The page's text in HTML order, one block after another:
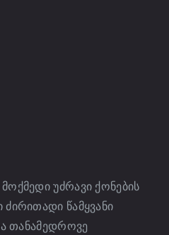
უძრავი ქონების
წამყვანი
თანამედროვე